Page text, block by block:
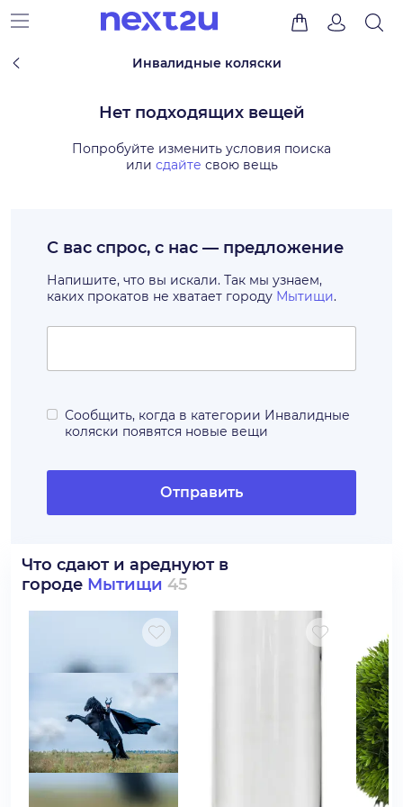
Инвалидные коляски
Нет подходящих вещей
Попробуйте изменить условия поиска
или сдайте свою вещь
С вас спрос, с нас — предложение
Напишите, что вы искали. Так мы узнаем,
каких прокатов не хватает городу Мытищи.
Сообщить, когда в категории Инвалидные
коляски появятся новые вещи
Отправить
Что сдают и ареднуют в
городе Мытищи 45